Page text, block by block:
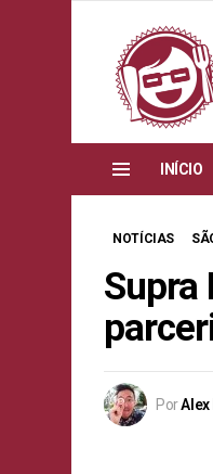
INÍCIO
NOTÍCIAS
Supra
PorAlex